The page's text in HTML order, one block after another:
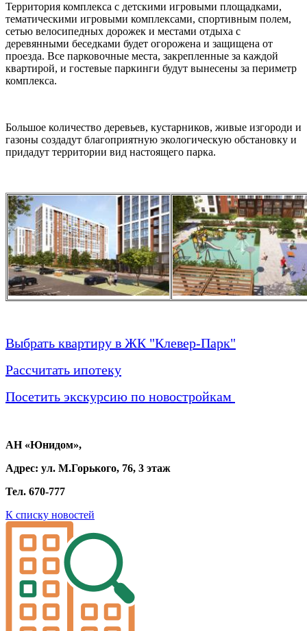
Территория комплекса с детскими игровыми площадками,
тематическими игровыми комплексами, спортивным полем,
сетью велосипедных дорожек и местами отдыха с
деревянными беседками будет огорожена и защищена от
проезда. Все парковочные места, закрепленные за каждой
квартирой, и гостевые паркинги будут вынесены за периметр
комплекса.
Большое количество деревьев, кустарников, живые изгороди и
газоны создадут благоприятную экологическую обстановку и
придадут территории вид настоящего парка.
Выбрать квартиру в ЖК "Клевер-Парк"
Рассчитать ипотеку
Посетить экскурсию по новостройкам
АН «Юнидом»,
Адрес: ул. М.Горького, 76, 3 этаж
Тел. 670-777
К списку новостей